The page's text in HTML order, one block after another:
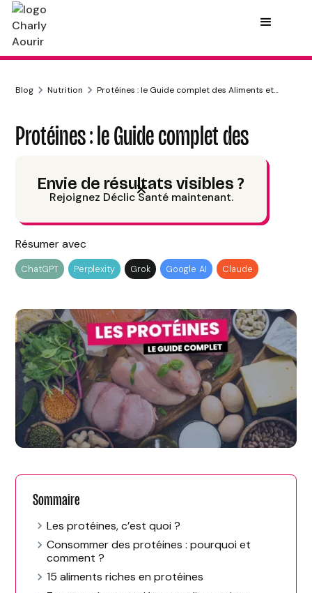
Sommaire
Les protéines, c’est quoi ?
Consommer des protéines : pourquoi et
comment ?
15 aliments riches en protéines
Blog Nutrition
Protéines : le Guide complet des Aliments et
Protéines : le Guide complet des
Aliments et Compléments
Charly Aourir Publié le17/10/24 10min de lecture
Résumer avec
ChatGPT Perplexity Grok Google AI Claude
Envie de résultats visibles ?
Rejoignez Déclic Santé maintenant.